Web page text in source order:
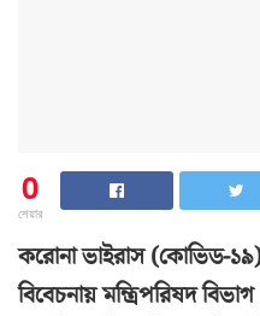
0
শেয়ার
করোনা ভাইরাস (কোভিড-১৯)
বিবেচনায় মন্ত্রিপরিষদ